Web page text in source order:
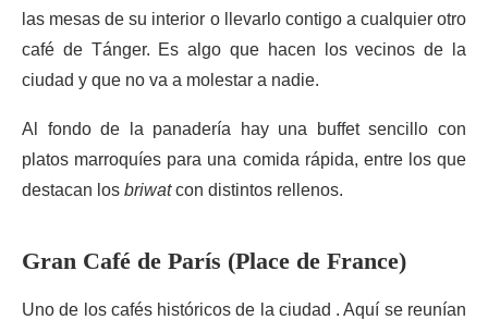
las mesas de su interior o llevarlo contigo a cualquier otro
café de Tánger. Es algo que hacen los vecinos de la
ciudad y que no va a molestar a nadie.
Al fondo de la panadería hay una buffet sencillo con
platos marroquíes para una comida rápida, entre los que
destacan los briwatcon distintos rellenos.
Gran Café de París (Place de France)
Uno de los cafés históricos de la ciudad . Aquí se reunían